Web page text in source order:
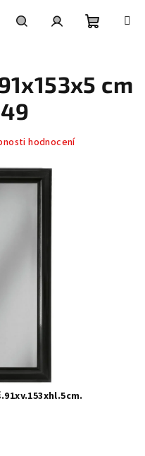
košík
cm
hodnocení